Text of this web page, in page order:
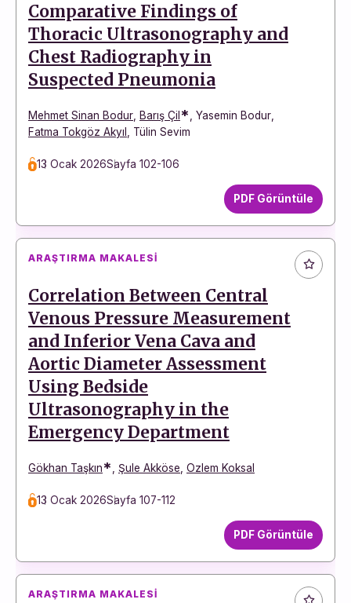
Comparative Findings of
Thoracic Ultrasonography and
Chest Radiography in
Suspected Pneumonia
Mehmet Sinan Bodur Barış Çil * Yasemin Bodur
Fatma Tokgöz Akyıl
Tülin Sevim
13 Ocak 2026Sayfa 102-106
PDF Görüntüle
ARAŞTIRMA MAKALESI
Correlation Between Central
Venous Pressure Measurement
and Inferior Vena Cava and
Aortic Diameter Assessment
Using Bedside
Ultrasonography in the
Emergency Department
Gökhan Taşkın* Şule Akköse Ozlem Koksal
13 Ocak 2026Sayfa 107-112
PDF Görüntüle
ARAŞTIRMA MAKALESI